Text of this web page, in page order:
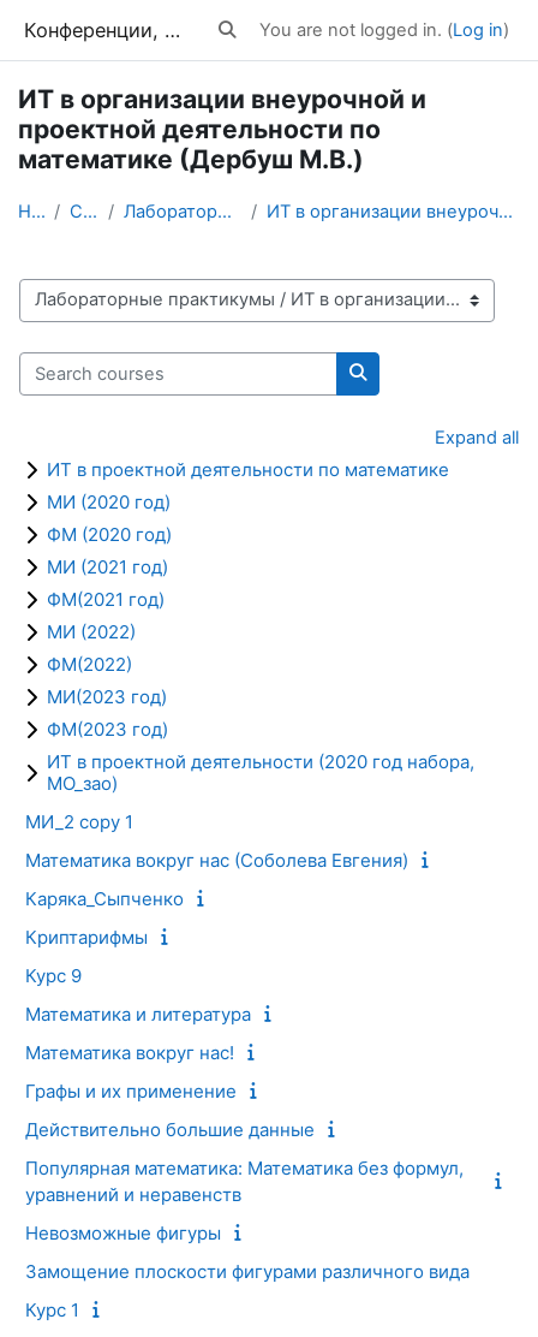
Конференции, тренинги, вебинары Toggle search input
You are not logged in. (Log in)
ИТ в организации внеурочной и
проектной деятельности по
математике (Дербуш М.В.)
Home Courses Лабораторные практикумы ИТ в организации внеурочной и проектной деятельнос...
Course categories
Search courses
Search courses
Expand all
ИТ в проектной деятельности по математике
МИ (2020 год)
ФМ (2020 год)
МИ (2021 год)
ФМ(2021 год)
МИ (2022)
ФМ(2022)
МИ(2023 год)
ФМ(2023 год)
ИТ в проектной деятельности (2020 год набора,
МО_зао)
МИ_2 copy 1
Математика вокруг нас (Соболева Евгения)
Каряка_Сыпченко
Криптарифмы
Курс 9
Математика и литература
Математика вокруг нас!
Графы и их применение
Действительно большие данные
Популярная математика: Математика без формул,
уравнений и неравенств
Невозможные фигуры
Замощение плоскости фигурами различного вида
Курс 1